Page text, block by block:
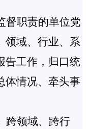
督职责的单位党
领域、行业、系
告工作，归口统
体情况、牵头事
领域、跨行